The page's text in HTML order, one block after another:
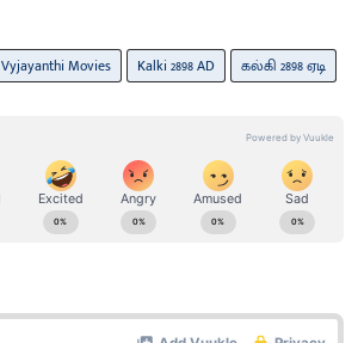
Vyjayanthi Movies Kalki 2898 AD கல்கி 2898 ஏடி